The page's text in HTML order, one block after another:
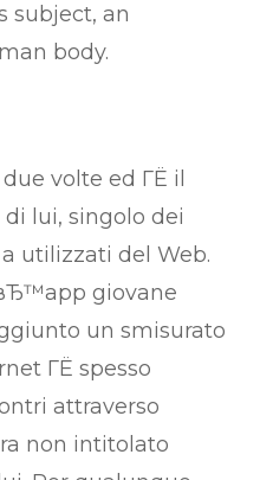
subject, an
body.
volte ed ГЁ il
lui, singolo dei
utilizzati del Web.
giovane
un smisurato
ГЁ spesso
attraverso
non intitolato